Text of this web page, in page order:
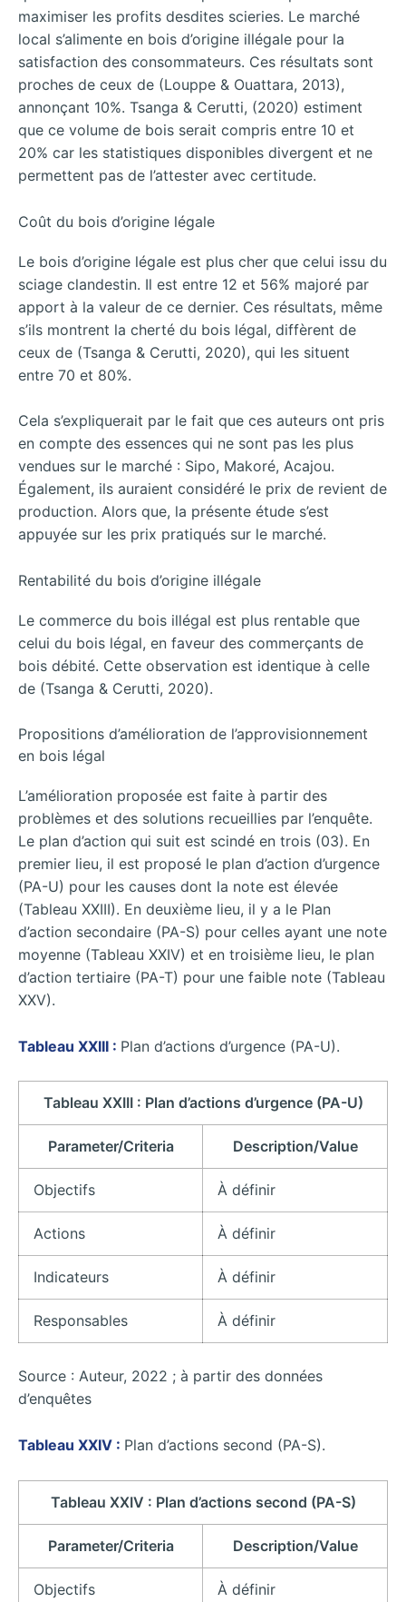
maximiser les profits desdites scieries. Le marché
local s’alimente en bois d’origine illégale pour la
satisfaction des consommateurs. Ces résultats sont
proches de ceux de (Louppe & Ouattara, 2013),
annonçant 10%. Tsanga & Cerutti, (2020) estiment
que ce volume de bois serait compris entre 10 et
20% car les statistiques disponibles divergent et ne
permettent pas de l’attester avec certitude.
Coût du bois d’origine légale
Le bois d’origine légale est plus cher que celui issu du
sciage clandestin. Il est entre 12 et 56% majoré par
apport à la valeur de ce dernier. Ces résultats, même
s’ils montrent la cherté du bois légal, diffèrent de
ceux de (Tsanga & Cerutti, 2020), qui les situent
entre 70 et 80%.
Cela s’expliquerait par le fait que ces auteurs ont pris
en compte des essences qui ne sont pas les plus
vendues sur le marché : Sipo, Makoré, Acajou.
Également, ils auraient considéré le prix de revient de
production. Alors que, la présente étude s’est
appuyée sur les prix pratiqués sur le marché.
Rentabilité du bois d’origine illégale
Le commerce du bois illégal est plus rentable que
celui du bois légal, en faveur des commerçants de
bois débité. Cette observation est identique à celle
de (Tsanga & Cerutti, 2020).
Propositions d’amélioration de l’approvisionnement
en bois légal
L’amélioration proposée est faite à partir des
problèmes et des solutions recueillies par l’enquête.
Le plan d’action qui suit est scindé en trois (03). En
premier lieu, il est proposé le plan d’action d’urgence
(PA-U) pour les causes dont la note est élevée
(Tableau XXIII). En deuxième lieu, il y a le Plan
d’action secondaire (PA-S) pour celles ayant une note
moyenne (Tableau XXIV) et en troisième lieu, le plan
d’action tertiaire (PA-T) pour une faible note (Tableau
XXV).
Tableau XXIII : Plan d’actions d’urgence (PA-U).
Tableau XXIII : Plan d’actions d’urgence (PA-U)
Parameter/Criteria Description/Value
Objectifs À définir
Actions À définir
Indicateurs À définir
Responsables À définir
Source : Auteur, 2022 ; à partir des données
d’enquêtes
Tableau XXIV : Plan d’actions second (PA-S).
Tableau XXIV : Plan d’actions second (PA-S)
Parameter/Criteria Description/Value
Objectifs À définir